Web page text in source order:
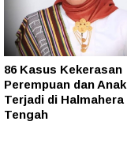
86 Kasus Kekerasan
Perempuan dan Anak
Terjadi di Halmahera
Tengah